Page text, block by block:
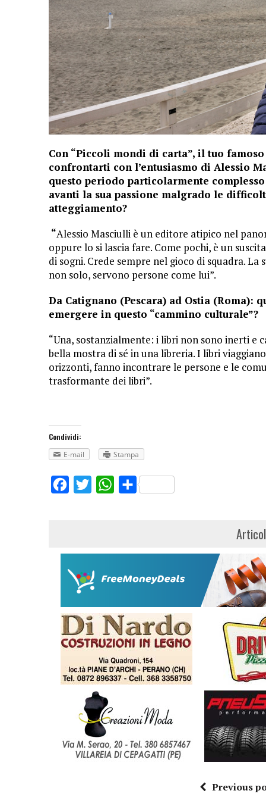
Con “Piccoli mondi di carta”, il tuo
confrontarti con l’entusiasmo di Alessio
questo periodo particolarmente
avanti la sua passione malgrado le
atteggiamento?
“Alessio Masciulli è un editore atipico nel
oppure lo si lascia fare. Come pochi, è un
di sogni. Crede sempre nel gioco di squadra.
non solo, servono persone come lui”.
Da Catignano (Pescara) ad Ostia (Roma):
emergere in questo “cammino culturale”?
“Una, sostanzialmente: i libri non sono inerti e
bella mostra di sé in una libreria. I libri
orizzonti, fanno incontrare le persone e le
trasformante dei libri”.
Condividi:
E-mail
Stampa
FacebookTwitterWhatsApp
Share
Previous